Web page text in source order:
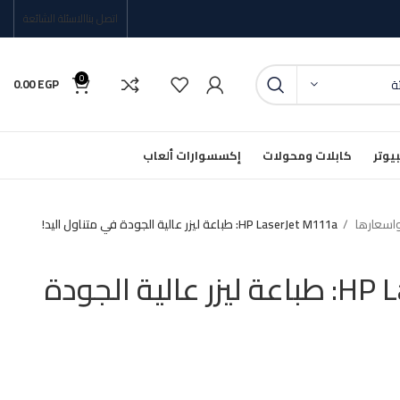
اتصل بناالاسئلة الشائعة
0
0.00EGP
كابلات ومحولات إكسسوارات ألعاب
HP LaserJet M111a: طباعة ليزر عالية الجودة في متناول اليد!
HP LaserJet M111a: طباعة ليزر عالية الجودة